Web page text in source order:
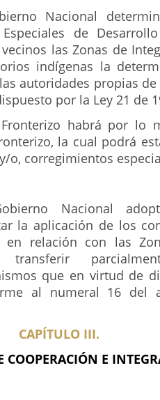
Nacional
de
las Zonas de
indígenas la
autoridades propias
por la Ley 21 de
habrá por lo
la cual podrá
o, corregimientos
Nacional
la aplicación de los
relación con las
transferir
que en virtud de
al numeral 16 del
CAPÍTULO III.
COOPERACIÓN E